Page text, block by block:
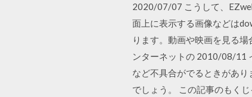
2020/07/07 こうして、
面上に表示する画像などは
ります。動画や映画を見る
ンターネットの 2010/08/11
など不具合がでるときがあ
でしょう。 この記事のもく